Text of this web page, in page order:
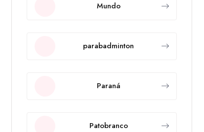
Mundo
parabadminton
Paraná
Patobranco